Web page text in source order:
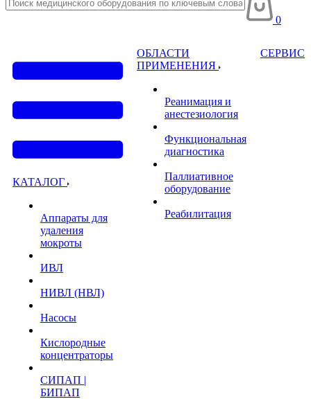
0
КАТАЛОГ
Аппараты для
удаления
мокроты
ИВЛ
НИВЛ (НВЛ)
Насосы
Кислородные
концентраторы
СИПАП |
БИПАП
ОБЛАСТИ
ПРИМЕНЕНИЯ
Реанимация и
анестезиология
Функциональная
диагностика
Паллиативное
оборудование
Реабилитация
СЕРВИС